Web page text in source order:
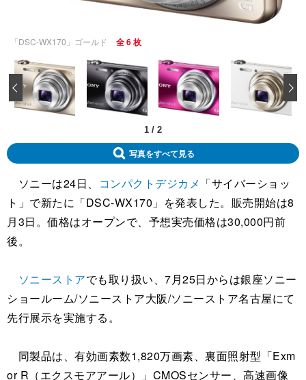
「DSC-WX170」ゴールド 全 6 枚
1 / 2
‹
写真をすべて見る
ソニーは24日、 コンパクトデジカメ 「サイバーショッ
ト」で新たに「DSC-WX170」を発表した。販売開始は8
月3日。価格はオープンで、予想実売価格は30,000円前
後。
ソニーストアでも取り扱い、7月25日からは銀座ソニー
ショールーム/ソニーストア大阪/ソニーストア名古屋にて
先行展示を実施する。
同製品は、有効画素数1,820万画素、裏面照射型「Exm
or R（エクスモアアール）」CMOSセンサー、高速画像